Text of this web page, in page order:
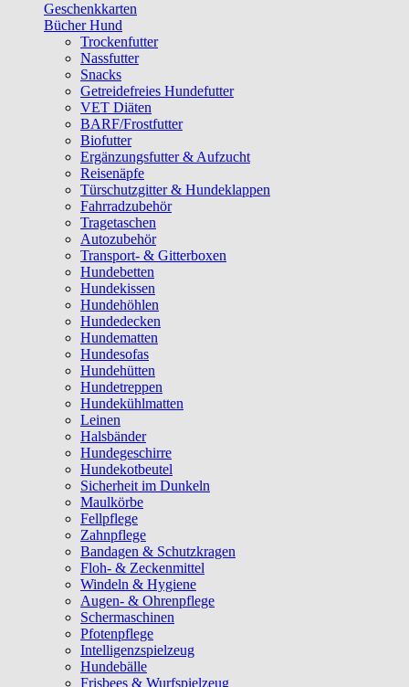
Geschenkkarten
Bücher Hund
Trockenfutter
Nassfutter
Snacks
Getreidefreies Hundefutter
VET Diäten
BARF/Frostfutter
Biofutter
Ergänzungsfutter & Aufzucht
Reisenäpfe
Türschutzgitter & Hundeklappen
Fahrradzubehör
Tragetaschen
Autozubehör
Transport- & Gitterboxen
Hundebetten
Hundekissen
Hundehöhlen
Hundedecken
Hundematten
Hundesofas
Hundehütten
Hundetreppen
Hundekühlmatten
Leinen
Halsbänder
Hundegeschirre
Hundekotbeutel
Sicherheit im Dunkeln
Maulkörbe
Fellpflege
Zahnpflege
Bandagen & Schutzkragen
Floh- & Zeckenmittel
Windeln & Hygiene
Augen- & Ohrenpflege
Schermaschinen
Pfotenpflege
Intelligenzspielzeug
Hundebälle
Frisbees & Wurfspielzeug